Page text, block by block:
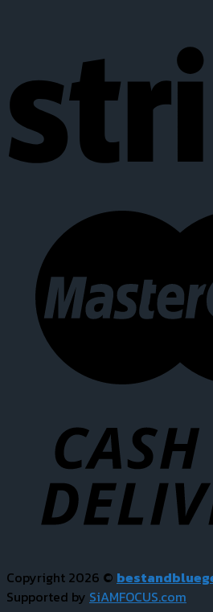
Copyright 2026 ©
Supported by SiAMFOCUS.com